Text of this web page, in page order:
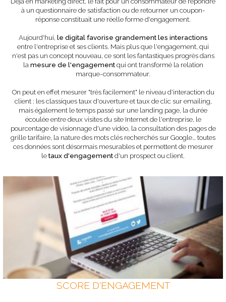
à un questionnaire de satisfaction ou de retourner un coupon-
réponse constituait une réelle forme d'engagement.
Aujourd'hui, le digital favorise grandement les interactions
entre l'entreprise et ses clients. Mais plus que l'engagement, qui
n'est pas un concept nouveau, ce sont les fantastiques progrès dans
lamesure de l'engagementqui ont transformé la relation
marque-consommateur.
On peut en effet mesurer "très facilement" le niveau d'interaction du
client : les classiques taux d'ouverture et taux de clic sur emailing,
mais également le temps passé sur une landing page, la durée
écoulée entre deux visites du site Internet de l'entreprise, le
pourcentage de visionnage d'une vidéo, la consultation des pages de
grille tarifaire, la nature des mots clés recherchés sur Google… toutes
ces données sont désormais mesurables et permettent de mesurer
letaux d'engagementd'un prospect ou client.
SCORE D'ENGAGEMENT